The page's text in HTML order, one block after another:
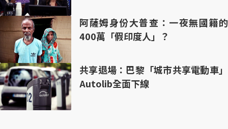
阿薩姆身份大普查：一夜無國籍的
400萬「假印度人」？
共享退場：巴黎「城市共享電動車」
Autolib全面下線